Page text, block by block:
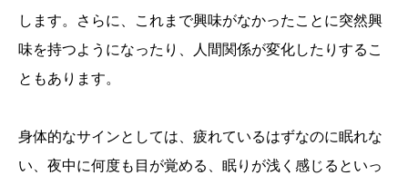
します。さらに、これまで興味がなかったことに突然興
味を持つようになったり、人間関係が変化したりするこ
ともあります。
身体的なサインとしては、疲れているはずなのに眠れな
い、夜中に何度も目が覚める、眠りが浅く感じるといっ